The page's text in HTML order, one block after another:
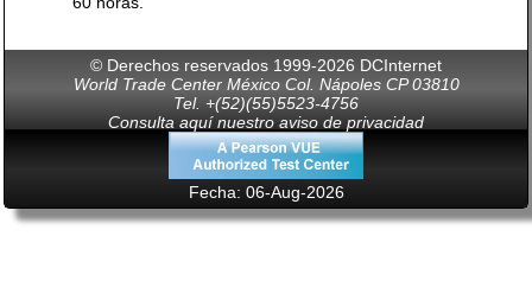
© Derechos reservados 1999-2026 DCInternet
World Trade Center México Col. Nápoles CP 03810
Tel. +(52)(55)5523-4756
Consulta aquí nuestro aviso de privacidad
Fecha: 06-Aug-2026